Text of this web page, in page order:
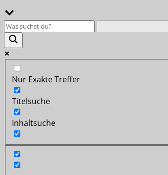
Nur Exakte Treffer
Titelsuche
Inhaltsuche